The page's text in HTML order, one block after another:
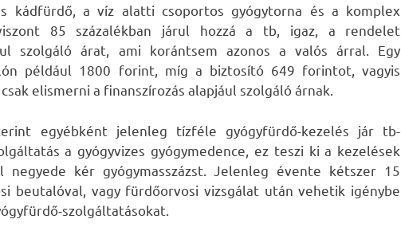
kádfürdő, a víz alatti csoportos gyógytorna és a komplex
85 százalékban járul hozzá a tb, igaz, a rendelet
szolgáló árat, ami korántsem azonos a valós árral. Egy
például 1800 forint, míg a biztosító 649 forintot, vagyis
elismerni a finanszírozás alapjául szolgáló árnak.
egyébként jelenleg tízféle gyógyfürdő-kezelés jár tb-
a gyógyvizes gyógymedence, ez teszi ki a kezelések
negyede kér gyógymasszázst. Jelenleg évente kétszer 15
beutalóval, vagy fürdőorvosi vizsgálat után vehetik igénybe
szolgáltatásokat.